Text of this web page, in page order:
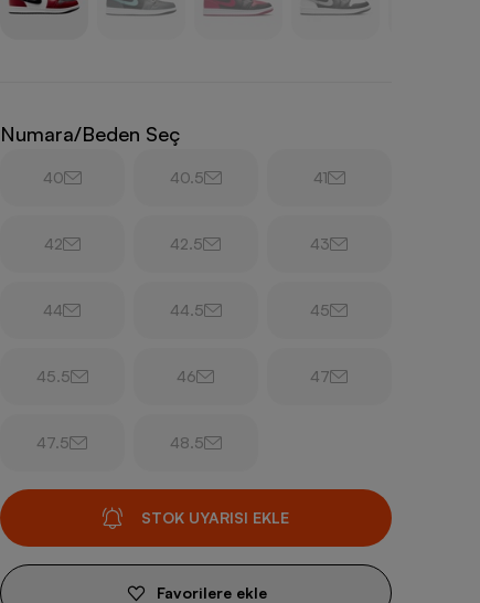
Numara/Beden Seç
40 40.5 41
42 42.5 43
44 44.5 45
45.5 46 47
47.5 48.5
STOK UYARISI EKLE
Favorilere ekle